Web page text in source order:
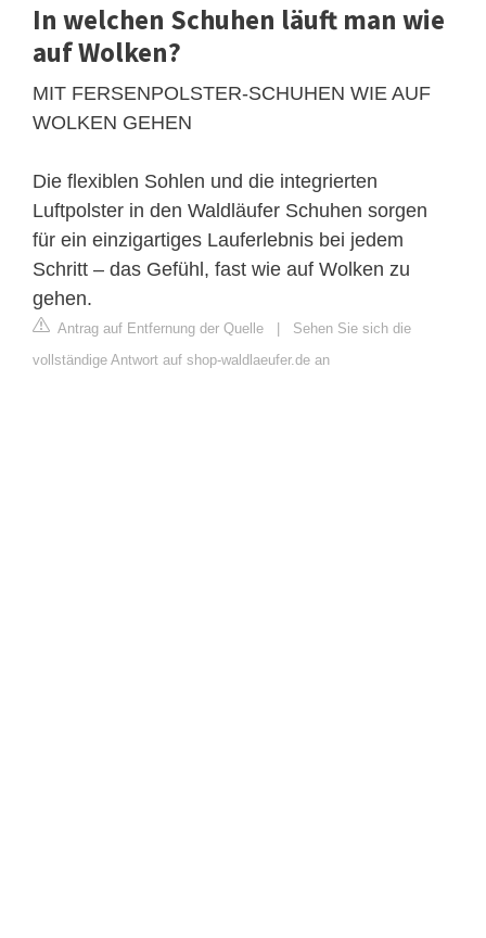
In welchen Schuhen läuft man wie
auf Wolken?
MIT FERSENPOLSTER-SCHUHEN WIE AUF
WOLKEN GEHEN
Die flexiblen Sohlen und die integrierten
Luftpolster in den Waldläufer Schuhen sorgen
für ein einzigartiges Lauferlebnis bei jedem
Schritt – das Gefühl, fast wie auf Wolken zu
gehen.
Antrag auf Entfernung der Quelle | Sehen Sie sich die
vollständige Antwort auf shop-waldlaeufer.de an